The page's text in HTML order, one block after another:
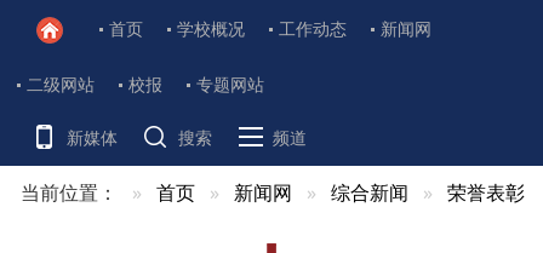
首页 学校概况 工作动态 新闻网
二级网站 校报 专题网站
新媒体 搜索 频道
当前位置： 首页 新闻网 综合新闻 荣誉表彰